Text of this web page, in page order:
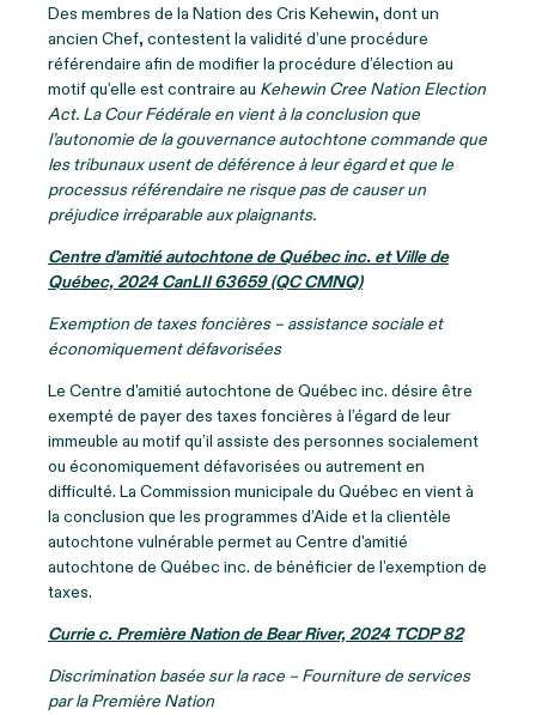
Des membres de la Nation des Cris Kehewin, dont un
ancien Chef, contestent la validité d’une procédure
référendaire afin de modifier la procédure d’élection au
motif qu’elle est contraire au Kehewin Cree Nation Election
Act. La Cour Fédérale en vient à la conclusion que
l’autonomie de la gouvernance autochtone commande que
les tribunaux usent de déférence à leur égard et que le
processus référendaire ne risque pas de causer un
préjudice irréparable aux plaignants.
Centre d'amitié autochtone de Québec inc. et Ville de
Québec, 2024 CanLII 63659 (QC CMNQ)
Exemption de taxes foncières – assistance sociale et
économiquement défavorisées
Le Centre d'amitié autochtone de Québec inc. désire être
exempté de payer des taxes foncières à l’égard de leur
immeuble au motif qu’il assiste des personnes socialement
ou économiquement défavorisées ou autrement en
difficulté. La Commission municipale du Québec en vient à
la conclusion que les programmes d’Aide et la clientèle
autochtone vulnérable permet au Centre d'amitié
autochtone de Québec inc. de bénéficier de l’exemption de
taxes.
Currie c. Première Nation de Bear River, 2024 TCDP 82
Discrimination basée sur la race – Fourniture de services
par la Première Nation